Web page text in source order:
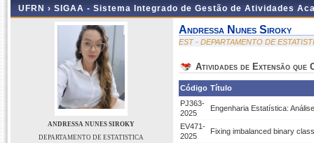
UFRN › SIGAA - Sistema Integrado de Gestão de Atividades
ANDRESSA NUNES SIROKY
DEPARTAMENTO DE ESTATISTICA
Andressa Nunes Siroky
EST - DEPARTAMENTO DE
Atividades de Extensão que
Código Título
PJ363-
2025
Engenharia Estatística:
EV471-
2025
Fixing imbalanced binary